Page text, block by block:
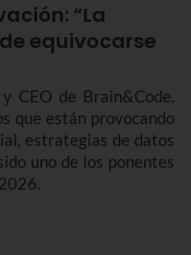
“La
equivocarse
CEO de Brain&Code.
que están provocando
estrategias de datos
uno de los ponentes